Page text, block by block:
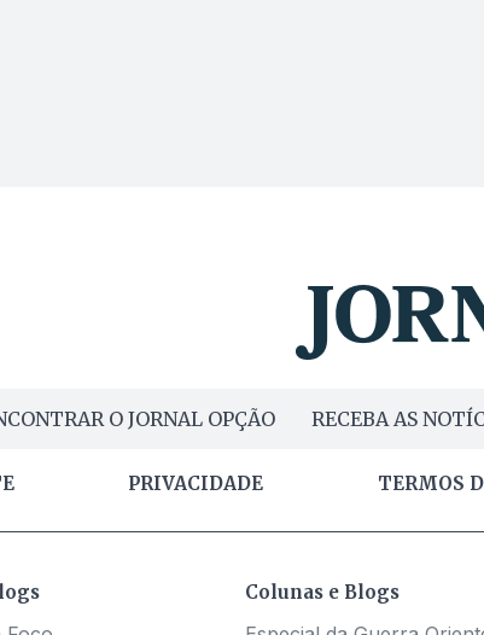
O JORNAL OPÇÃO RECEBA AS
PRIVACIDADE TERMOS
Colunas e Blogs